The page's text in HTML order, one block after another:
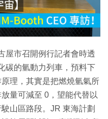
屋市召開例行記者會時透
碳的氫動力列車，預料下
理，其實是把燃燒氫氣所
量可減至 0，望能代替以
山區路段。JR 東海計劃